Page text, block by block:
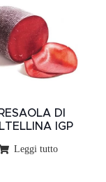
DI
IGP
Leggi tutto